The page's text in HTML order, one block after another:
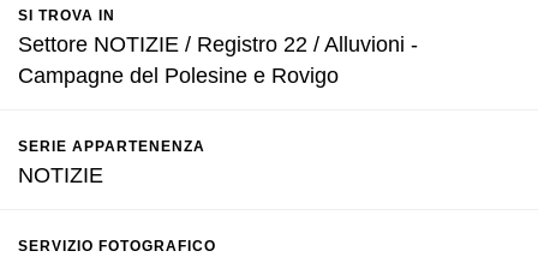
SI TROVA IN
Settore NOTIZIE / Registro 22 / Alluvioni -
Campagne del Polesine e Rovigo
SERIE APPARTENENZA
NOTIZIE
SERVIZIO FOTOGRAFICO